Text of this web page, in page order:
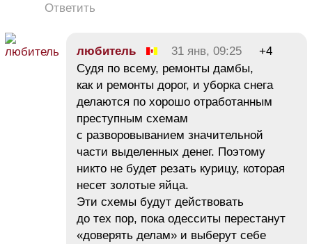
Ответить
любитель 31 янв, 09:25
+4
Судя по всему, ремонты дамбы,
как и ремонты дорог, и уборка снега
делаются по хорошо отработанным
преступным схемам
с разворовыванием значительной
части выделенных денег. Поэтому
никто не будет резать курицу, которая
несет золотые яйца.
Эти схемы будут действовать
до тех пор, пока одесситы перестанут
«доверять делам» и выберут себе